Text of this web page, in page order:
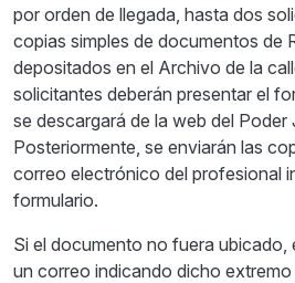
por orden de llegada, hasta dos
copias simples de documentos de
depositados en el Archivo de la
solicitantes deberán presentar el
se descargará de la web del Poder
Posteriormente, se enviarán las
correo electrónico del profesional
formulario.
Si el documento no fuera ubicado,
un correo indicando dicho